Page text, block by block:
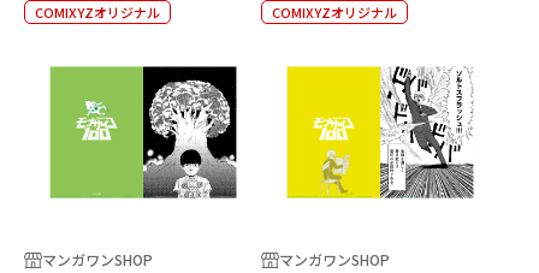
COMIXYZオリジナル COMIXYZオリジナル
マンガワンSHOP マンガワンSHOP